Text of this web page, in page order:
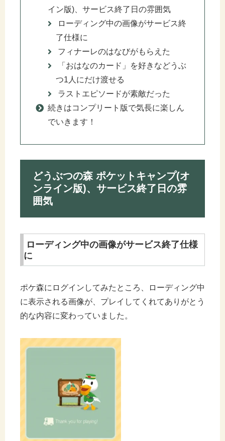
イン版)、サービス終了日の雰囲気
ローディング中の画像がサービス終
了仕様に
フィナーレのはなびがもらえた
「おはなのカード」を好きなどうぶ
つ1人にだけ渡せる
ラストエピソードが素敵だった
続きはコンプリート版で気長に楽しん
でいきます！
どうぶつの森 ポケットキャンプ(オ
ンライン版)、サービス終了日の雰
囲気
ローディング中の画像がサービス終了仕様
に
ポケ森にログインしてみたところ、ローディング中
に表示される画像が、プレイしてくれてありがとう
的な内容に変わっていました。